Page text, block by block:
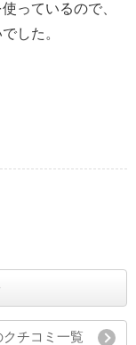
っているので、
した。
チコミ一覧